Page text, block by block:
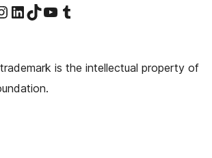
page
our Instagram account
Visit our LinkedIn account
Visit our TikTok account
Visit our YouTube channel
Visit our Tumblr account
is the intellectual property of